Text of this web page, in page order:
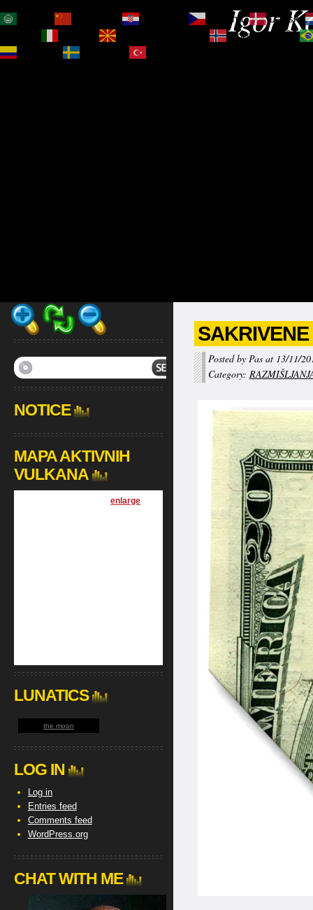
Igor
Posted by Pas at 13/11/
Category:
NOTICE
MAPA AKTIVNIH
VULKANA
[enlarge
LUNATICS
the moon
LOG IN
Log in
Entries feed
Comments feed
WordPress.org
CHAT WITH ME
Čeština‎
Dansk
Norsk bokmål